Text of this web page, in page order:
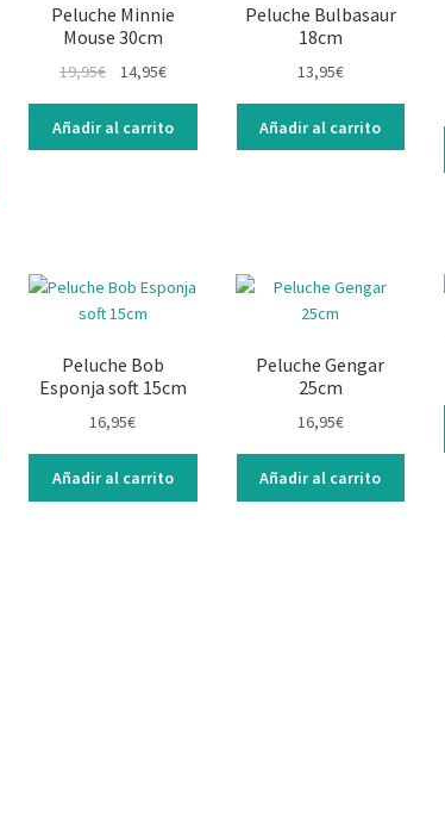
Peluche Minnie
Mouse 30cm
19,95€ 14,95€
Añadir al carrito
Peluche Bulbasaur
18cm
13,95€
Añadir al carrito
Peluche Bob
Esponja soft 15cm
16,95€
Añadir al carrito
Peluche Gengar
25cm
16,95€
Añadir al carrito